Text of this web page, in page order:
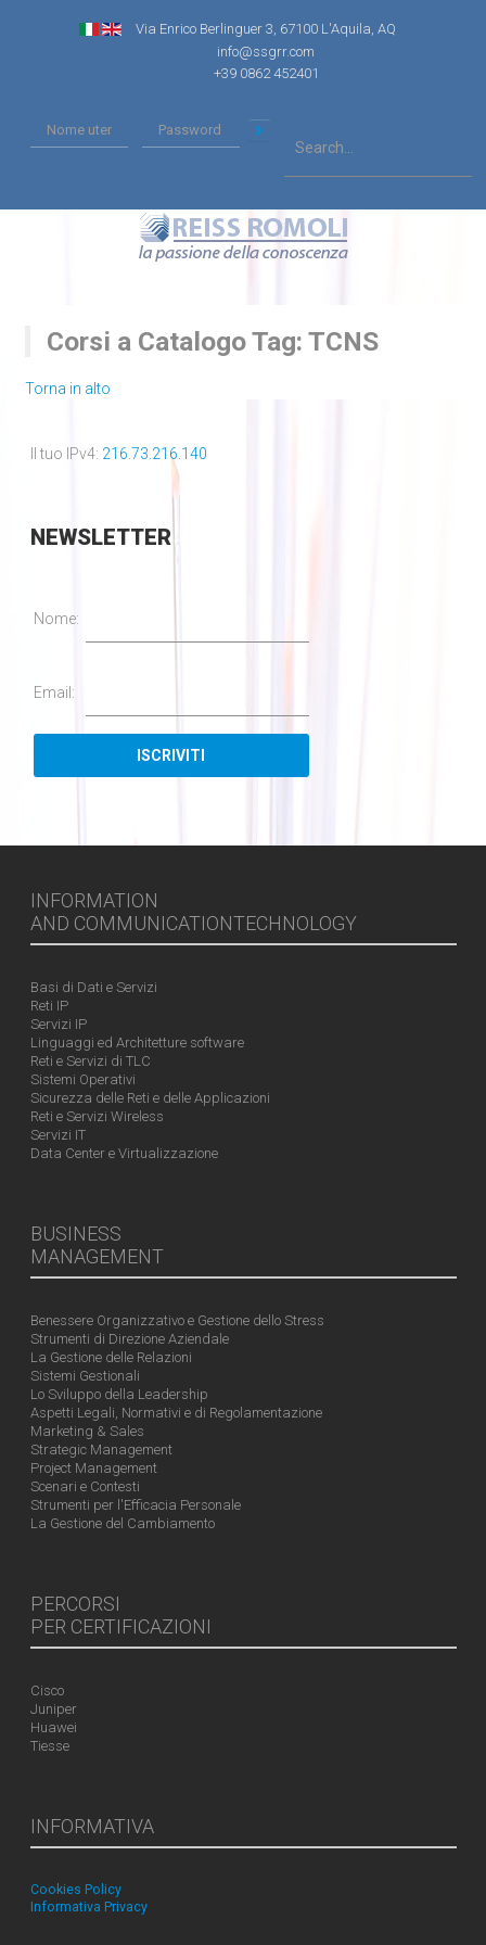
Via Enrico Berlinguer 3, 67100 L'Aquila, AQ
info@ssgrr.com
+39 0862 452401
Corsi a Catalogo Tag: TCNS
Torna in alto
Il tuo IPv4: 216.73.216.140
NEWSLETTER
Nome:
Email:
INFORMATION
AND COMMUNICATIONTECHNOLOGY
Basi di Dati e Servizi
Reti IP
Servizi IP
Linguaggi ed Architetture software
Reti e Servizi di TLC
Sistemi Operativi
Sicurezza delle Reti e delle Applicazioni
Reti e Servizi Wireless
Servizi IT
Data Center e Virtualizzazione
BUSINESS
MANAGEMENT
Benessere Organizzativo e Gestione dello Stress
Strumenti di Direzione Aziendale
La Gestione delle Relazioni
Sistemi Gestionali
Lo Sviluppo della Leadership
Aspetti Legali, Normativi e di Regolamentazione
Marketing & Sales
Strategic Management
Project Management
Scenari e Contesti
Strumenti per l'Efficacia Personale
La Gestione del Cambiamento
PERCORSI
PER CERTIFICAZIONI
Cisco
Juniper
Huawei
Tiesse
INFORMATIVA
Cookies Policy
Informativa Privacy